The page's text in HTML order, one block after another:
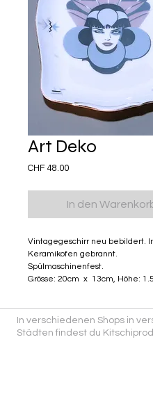
Art Deko
CHF 48.00Preis
In den
Vintagegeschirr neu bebildert.
Keramikofen gebrannt.
Spülmaschinenfest.
Grösse: 20cm x 13cm, Höhe:
In verschiedenen Shops in
Städten findest du